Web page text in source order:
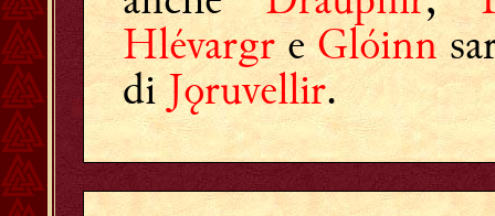
HlévargreGlóinn
diJǫruvellir.